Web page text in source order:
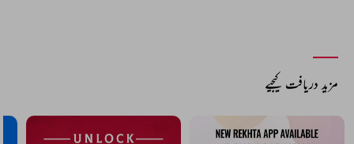
مزید دریافت کیجیے